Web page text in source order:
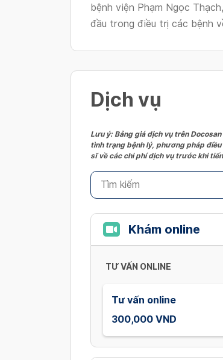
bệnh viện Phạm Ngọc
đầu trong điều trị các bệnh
Dịch vụ
Lưu ý: Bảng giá dịch vụ trên
tình trạng bệnh lý, phương pháp
sĩ về các chi phí dịch vụ trước khi
Khám online
TƯ VẤN ONLINE
Tư vấn online
300,000 VND